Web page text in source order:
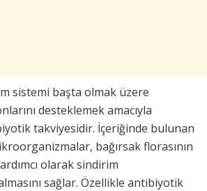
sistemi başta olmak üzere
desteklemek amacıyla
takviyesidir. İçeriğinde bulunan
bağırsak florasının
olarak sindirim
sağlar. Özellikle antibiyotik